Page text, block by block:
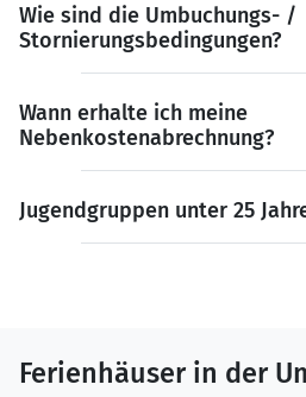
Wie sind die Umbuchungs- /
Stornierungsbedingungen?
Wann erhalte ich meine
Nebenkostenabrechnung?
Jugendgruppen unter 25
Ferienhäuser in der